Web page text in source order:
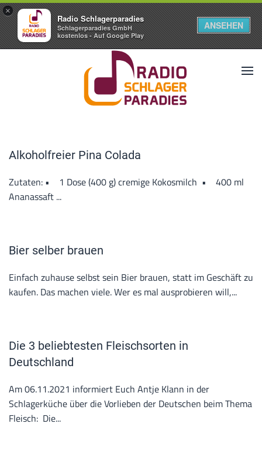
×
Radio Schlagerparadies
Schlagerparadies GmbH
kostenlos - Auf Google Play
ANSEHEN
Alkoholfreier Pina Colada
Zutaten: • 1 Dose (400 g) cremige Kokosmilch • 400 ml
Ananassaft ...
Bier selber brauen
Einfach zuhause selbst sein Bier brauen, statt im Geschäft zu
kaufen. Das machen viele. Wer es mal ausprobieren will,...
Die 3 beliebtesten Fleischsorten in
Deutschland
Am 06.11.2021 informiert Euch Antje Klann in der
Schlagerküche über die Vorlieben der Deutschen beim Thema
Fleisch: Die...